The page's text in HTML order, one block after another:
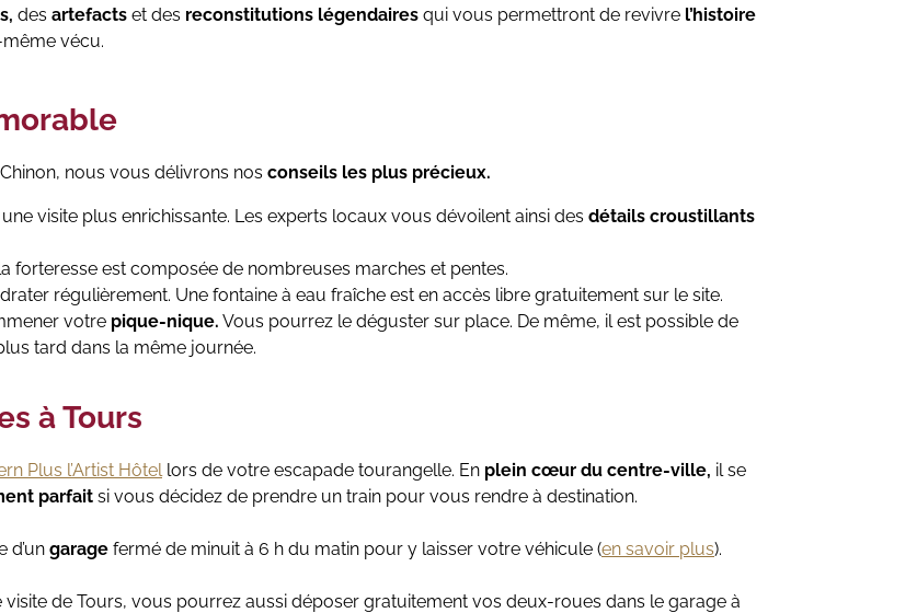
des artefacts et des reconstitutions légendaires qui vous permettront de revivre l’histoire
vécu.
nous vous délivrons nos conseils les plus précieux.
visite plus enrichissante. Les experts locaux vous dévoilent ainsi des détails croustillants
forteresse est composée de nombreuses marches et pentes.
régulièrement. Une fontaine à eau fraîche est en accès libre gratuitement sur le site.
votre pique-nique. Vous pourrez le déguster sur place. De même, il est possible de
tard dans la même journée.
à Tours
Plus l’Artist Hôtellors de votre escapade tourangelle. En plein cœur du centre-ville, il se
parfait si vous décidez de prendre un train pour vous rendre à destination.
d’un garage fermé de minuit à 6 h du matin pour y laisser votre véhicule (en savoir plus).
de Tours, vous pourrez aussi déposer gratuitement vos deux-roues dans le garage à